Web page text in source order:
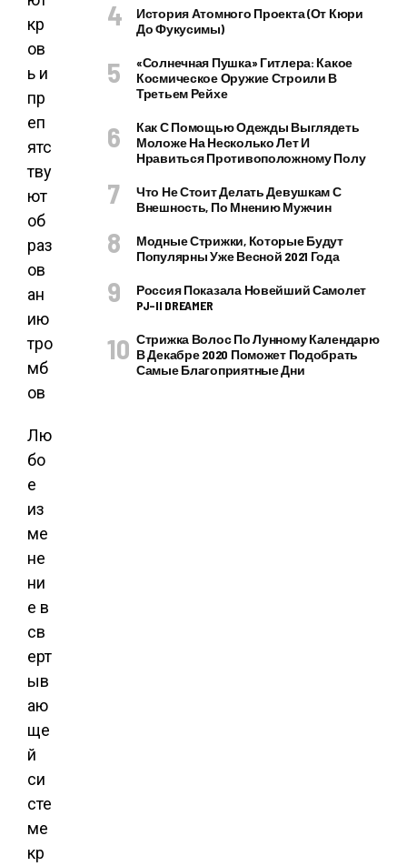
Лю
бо
е
из
ме
не
ни
е в
св
ерт
ыв
аю
ще
й
си
сте
ме
кр
История Атомного Проекта (от Кюри
До Фукусимы)
«Солнечная Пушка» Гитлера: Какое
Космическое Оружие Строили В
Третьем Рейхе
Как С Помощью Одежды Выглядеть
Моложе На Несколько Лет И
Нравиться Противоположному Полу
Что Не Стоит Делать Девушкам С
Внешность, По Мнению Мужчин
Модные Стрижки, Которые Будут
Популярны Уже Весной 2021 Года
Россия Показала Новейший Самолет
PJ–II DREAMER
Стрижка Волос По Лунному Календарю
В Декабре 2020 Поможет Подобрать
Самые Благоприятные Дни